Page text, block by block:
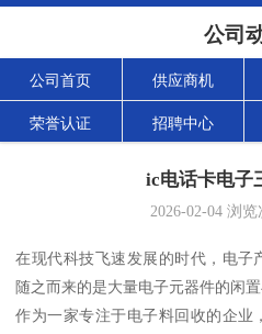
公司
公司首页 供应商机
荣誉认证 招聘中心
ic电话卡电子
2026-02-04浏览
在现代科技飞速发展的时代，电子
随之而来的是大量电子元器件的闲置
作为一家专注于电子料回收的企业